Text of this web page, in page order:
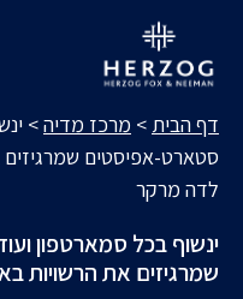
דף הבית > מרכז מדיה>
סטארט-אפיסטים שמרגיזים
לדה מרקר
ינשוף בכל סמארטפון
שמרגיזים את הרשויות